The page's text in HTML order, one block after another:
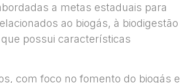
a metas estaduais para
ao biogás, à biodigestão
possui características
com foco no fomento do biogás e